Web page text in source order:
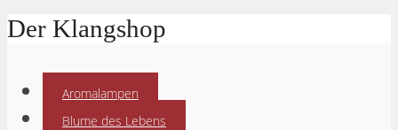
Der Klangshop
Aromalampen
Blume des Lebens